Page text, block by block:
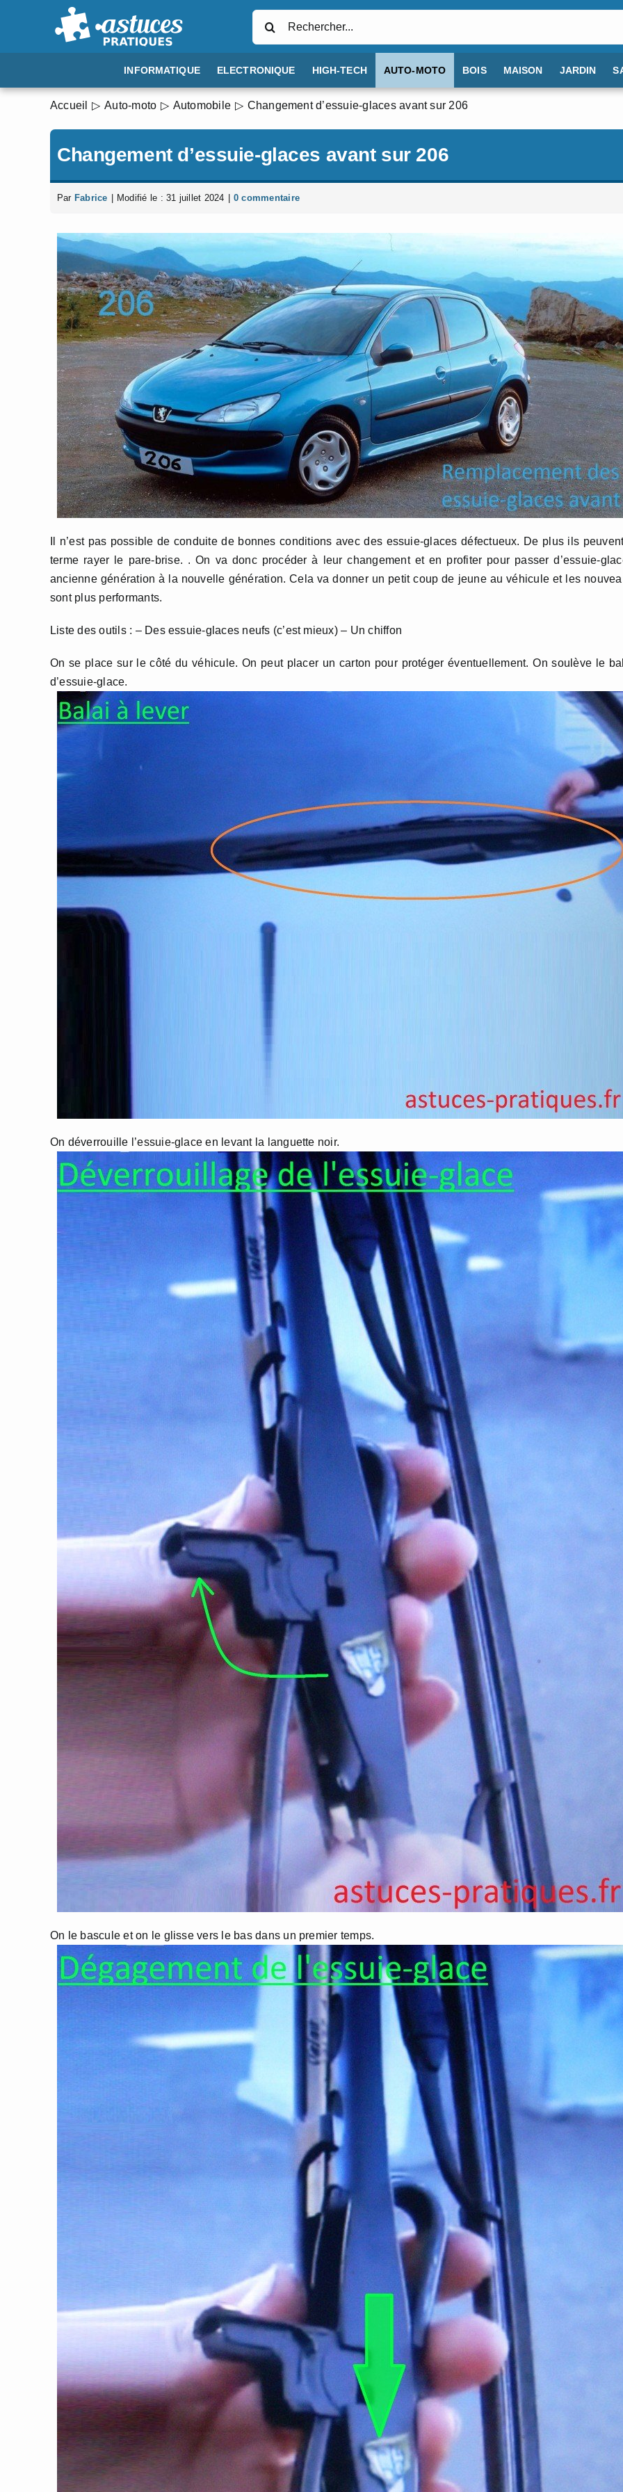
INFORMATIQUE ELECTRONIQUE HIGH-TECH AUTO-MOTO BOIS MAISON JARDIN
Accueil Auto-moto Automobile Changement d’essuie-glaces avant sur 206
Changement d’essuie-glaces avant sur 206
Par Fabrice Modifié le : 31 juillet 2024 0 commentaire
Il n’est pas possible de conduite de bonnes conditions avec des essuie-glaces défectueux. De plus ils
terme rayer le pare-brise. . On va donc procéder à leur changement et en profiter pour passer d’essuie-
ancienne génération à la nouvelle génération. Cela va donner un petit coup de jeune au véhicule et les
sont plus performants.
Liste des outils : – Des essuie-glaces neufs (c’est mieux) – Un chiffon
On se place sur le côté du véhicule. On peut placer un carton pour protéger éventuellement. On soulève le
d’essuie-glace.
On déverrouille l’essuie-glace en levant la languette noir.
On le bascule et on le glisse vers le bas dans un premier temps.